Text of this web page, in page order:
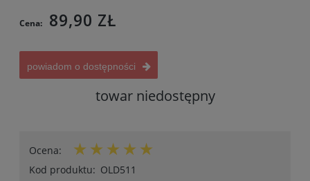
Cena: 89,90 ZŁ
powiadom o dostępności
towar niedostępny
Ocena:
Kod produktu: OLD511